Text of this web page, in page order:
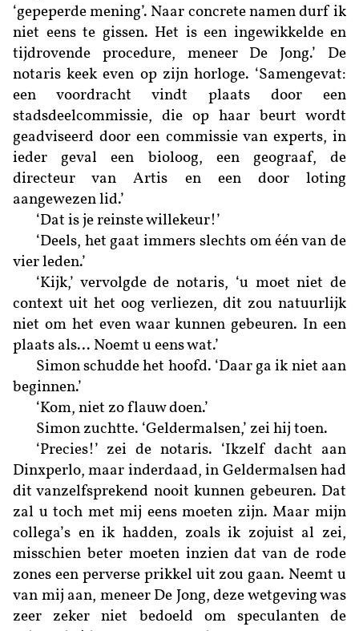
‘gepeperde mening’. Naar concrete namen durf ik
niet eens te gissen. Het is een ingewikkelde en
tijdrovende procedure, meneer De Jong.’ De
notaris keek even op zijn horloge. ‘Samengevat:
een voordracht vindt plaats door een
stadsdeelcommissie, die op haar beurt wordt
geadviseerd door een commissie van experts, in
ieder geval een bioloog, een geograaf, de
directeur van Artis en een door loting
aangewezen lid.’
‘Dat is je reinste willekeur!’
‘Deels, het gaat immers slechts om één van de
vier leden.’
‘Kijk,’ vervolgde de notaris, ‘u moet niet de
context uit het oog verliezen, dit zou natuurlijk
niet om het even waar kunnen gebeuren. In een
plaats als… Noemt u eens wat.’
Simon schudde het hoofd. ‘Daar ga ik niet aan
beginnen.’
‘Kom, niet zo flauw doen.’
Simon zuchtte. ‘Geldermalsen,’ zei hij toen.
‘Precies!’ zei de notaris. ‘Ikzelf dacht aan
Dinxperlo, maar inderdaad, in Geldermalsen had
dit vanzelfsprekend nooit kunnen gebeuren. Dat
zal u toch met mij eens moeten zijn. Maar mijn
collega’s en ik hadden, zoals ik zojuist al zei,
misschien beter moeten inzien dat van de rode
zones een perverse prikkel uit zou gaan. Neemt u
van mij aan, meneer De Jong, deze wetgeving was
zeer zeker niet bedoeld om speculanten de